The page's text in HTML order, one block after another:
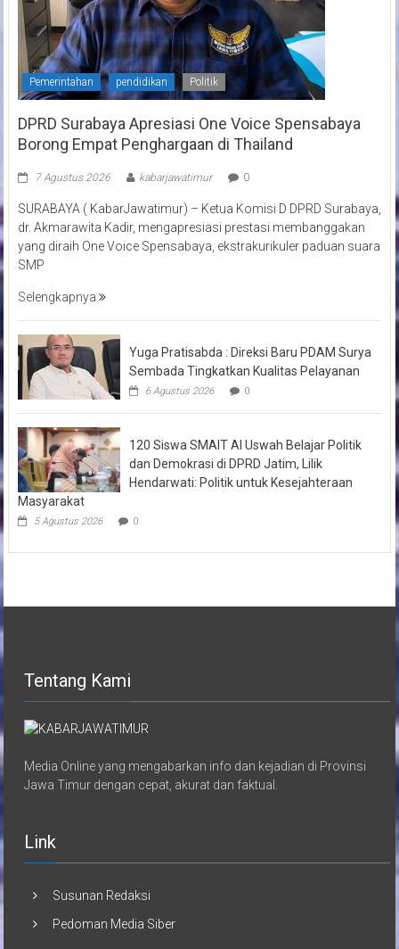
Pemerintahan pendidikan Politik
DPRD Surabaya Apresiasi One Voice Spensabaya
Borong Empat Penghargaan di Thailand
7 Agustus 2026 kabarjawatimur 0
SURABAYA ( KabarJawatimur) – Ketua Komisi D DPRD Surabaya,
dr. Akmarawita Kadir, mengapresiasi prestasi membanggakan
yang diraih One Voice Spensabaya, ekstrakurikuler paduan suara
SMP
Selengkapnya
Yuga Pratisabda : Direksi Baru PDAM Surya
Sembada Tingkatkan Kualitas Pelayanan
6 Agustus 2026 0
120 Siswa SMAIT Al Uswah Belajar Politik
dan Demokrasi di DPRD Jatim, Lilik
Hendarwati: Politik untuk Kesejahteraan
Masyarakat
5 Agustus 2026 0
Tentang Kami
Media Online yang mengabarkan info dan kejadian di Provinsi
Jawa Timur dengan cepat, akurat dan faktual.
Link
Susunan Redaksi
Pedoman Media Siber